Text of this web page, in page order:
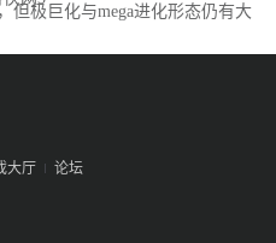
但极巨化与mega进化形态仍有大
大厅 论坛